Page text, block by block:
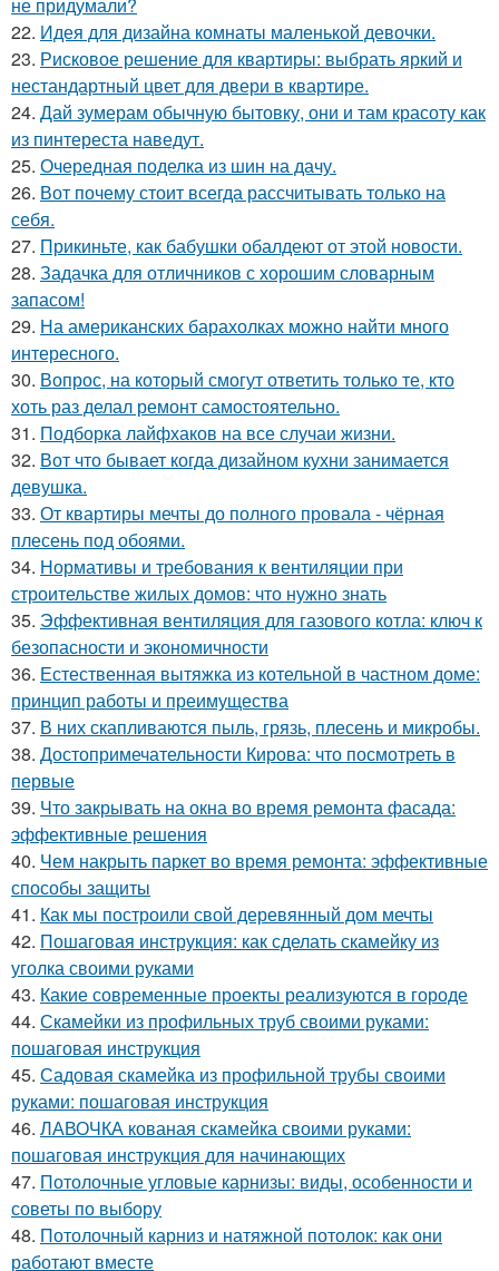
22. Идея для дизайна комнаты маленькой девочки.
23. Рисковое решение для квартиры: выбрать яркий и
нестандартный цвет для двери в квартире.
24. Дай зумерам обычную бытовку, они и там красоту как
из пинтереста наведут.
25. Очередная поделка из шин на дачу.
26. Вот почему стоит всегда рассчитывать только на
себя.
27. Прикиньте, как бабушки обалдеют от этой новости.
28. Задачка для отличников с хорошим словарным
запасом!
29. На американских барахолках можно найти много
интересного.
30. Вопрос, на который смогут ответить только те, кто
хоть раз делал ремонт самостоятельно.
31. Подборка лайфхаков на все случаи жизни.
32. Вот что бывает когда дизайном кухни занимается
девушка.
33. От квартиры мечты до полного провала - чёрная
плесень под обоями.
34. Нормативы и требования к вентиляции при
строительстве жилых домов: что нужно знать
35. Эффективная вентиляция для газового котла: ключ к
безопасности и экономичности
36. Естественная вытяжка из котельной в частном доме:
принцип работы и преимущества
37. В них скапливаются пыль, грязь, плесень и микробы.
38. Достопримечательности Кирова: что посмотреть в
первые
39. Что закрывать на окна во время ремонта фасада:
эффективные решения
40. Чем накрыть паркет во время ремонта: эффективные
способы защиты
41. Как мы построили свой деревянный дом мечты
42. Пошаговая инструкция: как сделать скамейку из
уголка своими руками
43. Какие современные проекты реализуются в городе
44. Скамейки из профильных труб своими руками:
пошаговая инструкция
45. Садовая скамейка из профильной трубы своими
руками: пошаговая инструкция
46. ЛАВОЧКА кованая скамейка своими руками:
пошаговая инструкция для начинающих
47. Потолочные угловые карнизы: виды, особенности и
советы по выбору
48. Потолочный карниз и натяжной потолок: как они
работают вместе